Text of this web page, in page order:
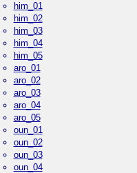
him_01
him_02
him_03
him_04
him_05
aro_01
aro_02
aro_03
aro_04
aro_05
oun_01
oun_02
oun_03
oun_04